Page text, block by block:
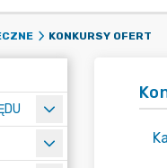
KONKURSY OFERT